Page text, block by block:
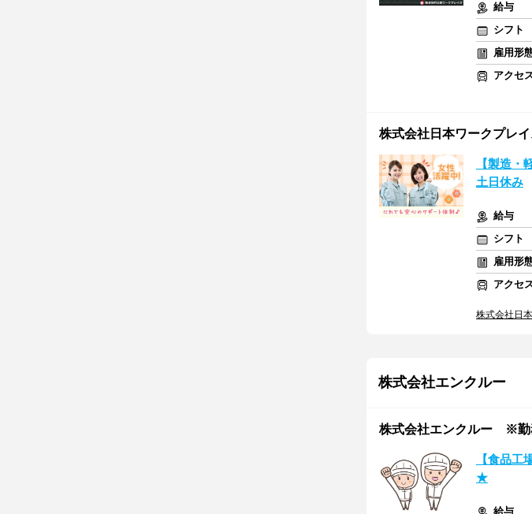
給与
シフト
雇用形
アクセ
株式会社日本ワークプレ
【製造
土日休み
給与
シフト
雇用形
アクセ
株式会社日
株式会社エンクルー
株式会社エンクルー ※勤
【食品
★
給与